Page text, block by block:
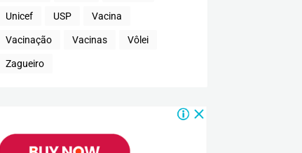
Unicef USP Vacina
Vacinação Vacinas Vôlei
Zagueiro